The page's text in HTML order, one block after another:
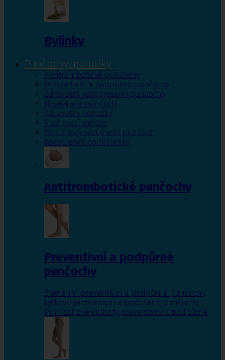
Bylinky
Punčochy, ponožky
Antitrombotické punčochy
Preventivní a podpůrné punčochy
Zdravotní kompresivní punčochy
Navlékače punčoch
Zdravotní ponožky
Stahovací prádlo
Doplňkový sortiment punčoch
Kompresní podkolenky
Antitrombotické punčochy
Preventivní a podpůrné
punčochy
Stehenní preventivní a podpůrné punčochy,
Lýtkové preventivní a podpůrné punčochy,
Punčochové kalhoty preventivní a podpůrné